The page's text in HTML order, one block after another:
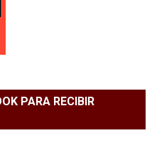
PARA RECIBIR